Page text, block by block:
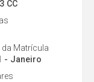
CC
da Matrícula
- Janeiro